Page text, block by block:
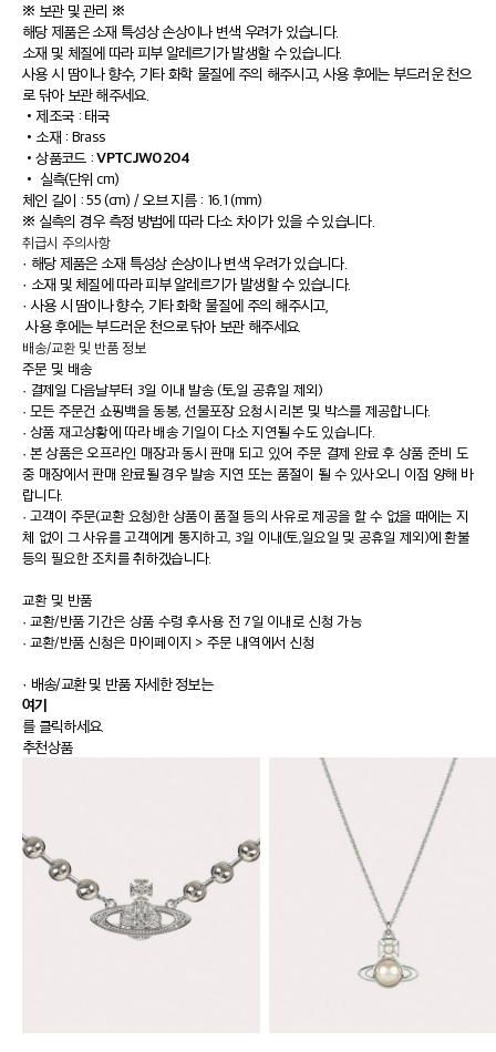
※ 보관 및 관리 ※
해당 제품은 소재 특성상 손상이나 변색 우려가 있습니다.
소재 및 체질에 따라 피부 알레르기가 발생할 수 있습니다.
사용 시 땀이나 향수, 기타 화학 물질에 주의 해주시고, 사용 후에는 부드러운 천으
로 닦아 보관 해주세요.
• 제조국 : 태국
• 소재 : Brass
•상품코드 :VPTCJW0204
• 실측(단위 cm)
체인 길이 : 55 (cm) / 오브 지름 : 16.1 (mm)
※ 실측의 경우 측정 방법에 따라 다소 차이가 있을 수 있습니다.
취급시 주의사항
· 해당 제품은 소재 특성상 손상이나 변색 우려가 있습니다.
· 소재 및 체질에 따라 피부 알레르기가 발생할 수 있습니다.
· 사용 시 땀이나 향수, 기타 화학 물질에 주의 해주시고,
사용 후에는 부드러운 천으로 닦아 보관 해주세요.
배송/교환 및 반품 정보
주문 및 배송
· 결제일 다음날부터 3일 이내 발송 (토,일 공휴일 제외)
· 모든 주문건 쇼핑백을 동봉, 선물포장 요청시 리본 및 박스를 제공합니다.
· 상품 재고상황에 따라 배송 기일이 다소 지연될 수도 있습니다.
· 본 상품은 오프라인 매장과 동시 판매 되고 있어 주문 결제 완료 후 상품 준비 도
중 매장에서 판매 완료될 경우 발송 지연 또는 품절이 될 수 있사오니 이점 양해 바
랍니다.
· 고객이 주문(교환 요청)한 상품이 품절 등의 사유로 제공을 할 수 없을 때에는 지
체 없이 그 사유를 고객에게 통지하고, 3일 이내(토,일요일 및 공휴일 제외)에 환불
등의 필요한 조치를 취하겠습니다.
교환 및 반품
· 교환/반품 기간은 상품 수령 후사용 전 7일 이내로 신청 가능
· 교환/반품 신청은 마이페이지 > 주문 내역에서 신청
· 배송/교환 및 반품 자세한 정보는
여기
를 클릭하세요.
추천상품